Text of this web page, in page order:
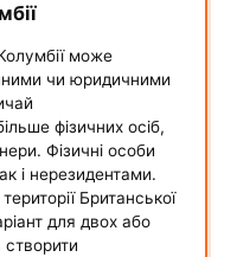
може
чи юридичними
фізичних осіб,
Фізичні особи
і нерезидентами.
Британської
для двох або
створити